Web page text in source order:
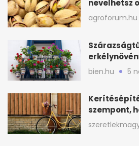
nevelhetsz
növényt
agroforum.hu
cserje a
bien.hu 5
szempont,
praktikus